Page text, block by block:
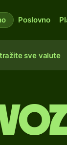
Poslovno
sve valute